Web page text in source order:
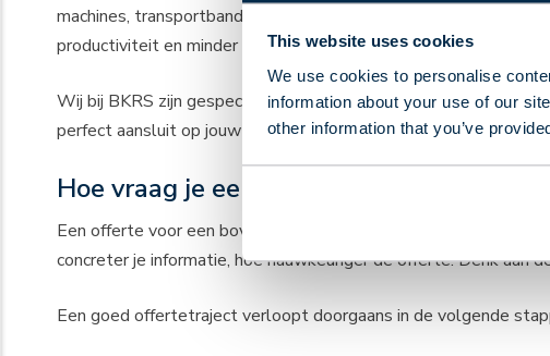
This website uses cookies
We use cookies to personalise
information about your use of our
other information that you’ve
machines, transportbanden en besturingssystemen, wat de
productiviteit en minder stilstand.
Wij bij BKRS zijn gespecialiseerd in precies dit type complexe,
perfect aansluit op jouw specifieke bedrijfsproces.
Hoe vraag je een offerte aan voor een
Een offerte voor een bovenloopkraan vraag je aan door
concreter je informatie, hoe nauwkeuriger de offerte. Denk aan
Een goed offertetraject verloopt doorgaans in de volgende